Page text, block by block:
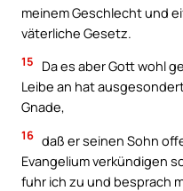
meinem Geschlecht und
väterliche Gesetz.
15
Da es aber Gott wohl
Leibe an hat
Gnade,
16 daß er seinen Sohn
Evangelium verkündigen
fuhr ich zu und besprach